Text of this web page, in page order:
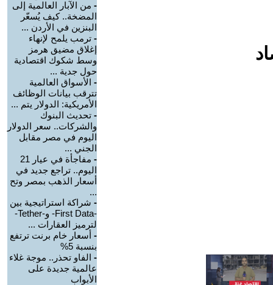
- من الآبار العالمية إلى
المضخة.. كيف يُسعّر
البنزين في الأردن ...
- ترمب يلمح لإنهاء
إغلاق مضيق هرمز
وسط شكوك اقتصادية
حول جدية ...
- الأسواق العالمية
تترقب بيانات الوظائف
الأمريكية: الدولار يتم ...
- تحديث البنوك
والشركات.. سعر الدولار
اليوم في مصر مقابل
الجني ...
-
مفاجأة في عيار 21
اليوم.. تراجع جديد في
أسعار الذهب بمصر وتح
...
- شراكة استراتيجية بين
-First Data- و-Tether-
لترميز العقارات ...
- أسعار خام برنت ترتفع
بنسبة 5%
- الفاو تحذر.. موجة غلاء
عالمية جديدة على
الأبواب